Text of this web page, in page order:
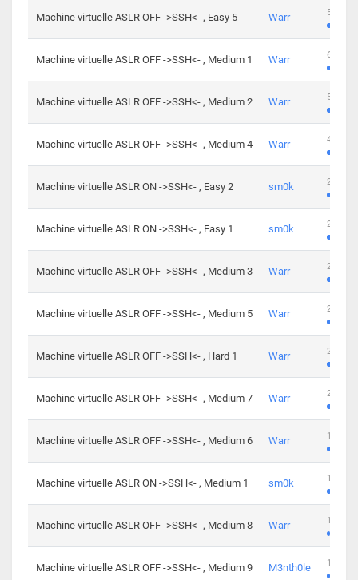
Machine virtuelle ASLR OFF ->SSH<- , Easy 5 Warr 561
Machine virtuelle ASLR OFF ->SSH<- , Medium 1 Warr 605
Machine virtuelle ASLR OFF ->SSH<- , Medium 2 Warr 509
Machine virtuelle ASLR OFF ->SSH<- , Medium 4 Warr 413
Machine virtuelle ASLR ON ->SSH<- , Easy 2 sm0k 247
Machine virtuelle ASLR ON ->SSH<- , Easy 1 sm0k 219
Machine virtuelle ASLR OFF ->SSH<- , Medium 3 Warr 280
Machine virtuelle ASLR OFF ->SSH<- , Medium 5 Warr 265
Machine virtuelle ASLR OFF ->SSH<- , Hard 1 Warr 224
Machine virtuelle ASLR OFF ->SSH<- , Medium 7 Warr 230
Machine virtuelle ASLR OFF ->SSH<- , Medium 6 Warr 168
Machine virtuelle ASLR ON ->SSH<- , Medium 1 sm0k 139
Machine virtuelle ASLR OFF ->SSH<- , Medium 8 Warr 112
Machine virtuelle ASLR OFF ->SSH<- , Medium 9 M3nth0le 100